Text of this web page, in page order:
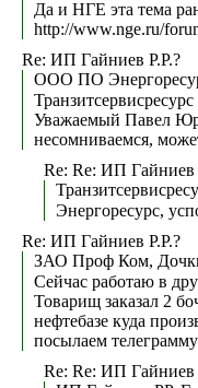
Да и НГЕ эта тема
http://www.nge.ru/
Re: ИП Гайниев Р.Р.?
ООО ПО
Уважаемый Павел
несомниваемся,
Re: Re: ИП Гайниев
Энергоресурс,
Re: ИП Гайниев Р.Р.?
ЗАО Проф Ком,
Сейчас работаю в
Товарищ заказал 2
нефтебазе куда
посылаем
Re: Re: ИП Гайниев